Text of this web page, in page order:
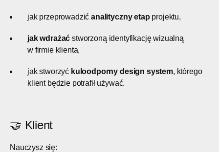
jak przeprowadzićanalityczny etap projektu,
jak wdrażać stworzoną identyfikację wizualną
w firmie klienta,
jak stworzyć kuloodporny design system, którego
klient będzie potrafił używać.
🤝 Klient
Nauczysz się: